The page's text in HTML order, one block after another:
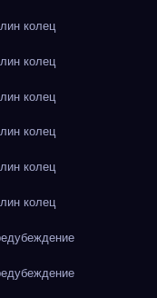
колец
колец
колец
колец
колец
колец